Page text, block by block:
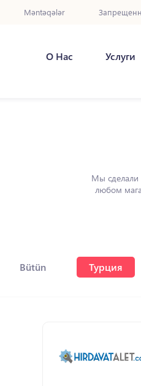
Məntəqələr
О Нас Услуги
Мы сделали
любом
Bütün Турция